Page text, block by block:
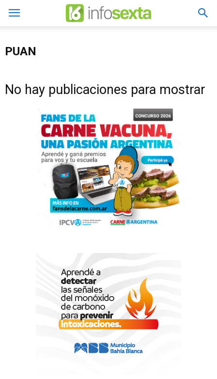
PUAN
No hay publicaciones para mostrar